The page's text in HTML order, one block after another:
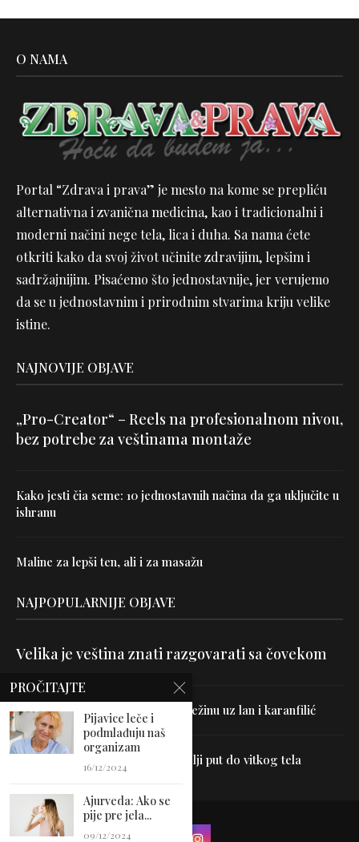
O NAMA
Portal “Zdrava i prava” je mesto na kome se prepliću
alternativna i zvanična medicina, kao i tradicionalni i
moderni načini nege tela, lica i duha. Sa nama ćete
otkriti kako da svoj život učinite zdravijim, lepšim i
sadržajnijim. Pisaćemo što jednostavnije, jer verujemo
da se u jednostavnim i prirodnim stvarima kriju velike
istine.
NAJNOVIJE OBJAVE
„Pro-Creator“ – Reels na profesionalnom nivou,
bez potrebe za veštinama montaže
Kako jesti čia seme: 10 jednostavnih načina da ga uključite u
ishranu
Maline za lepši ten, ali i za masažu
NAJPOPULARNIJE OBJAVE
Velika je veština znati razgovarati sa čovekom
Uništite parazite i normalizujte težinu uz lan i karanfilić
Dr Hajder: Akupunktura je najbolji put do vitkog tela
PROČITAJTE
Pijavice leče i
podmlađuju naš
organizam
16/12/2024
Ajurveda: Ako se
pije pre jela...
09/12/2024